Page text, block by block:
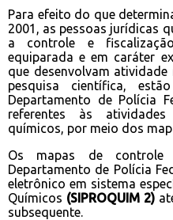
Para efeito do que
2001, as pessoas jurídicas
a controle e
equiparada e em caráter
que desenvolvam
pesquisa científica,
Departamento de Polícia
referentes às
químicos, por meio dos
Os mapas de controle
Departamento de Polícia
eletrônico em sistema
Químicos (SIPROQUIM 2)
subsequente.